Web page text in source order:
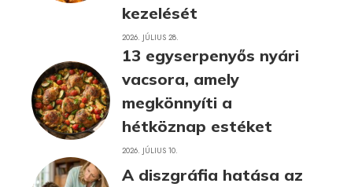
kezelését
2026. JÚLIUS 28.
13 egyserpenyős nyári
vacsora, amely
megkönnyíti a
hétköznap estéket
2026. JÚLIUS 10.
A diszgráfia hatása az